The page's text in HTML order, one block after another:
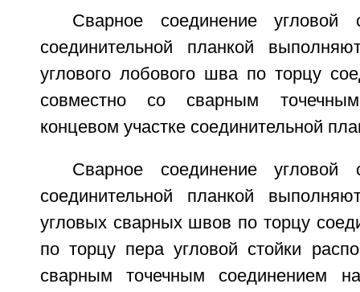
Сварное соединение угловой
соединительной планкой
углового лобового шва по торцу
совместно со сварным
концевом участке соединительной
Сварное соединение угловой
соединительной планкой
угловых сварных швов по торцу
по торцу пера угловой стойки
сварным точечным соединением